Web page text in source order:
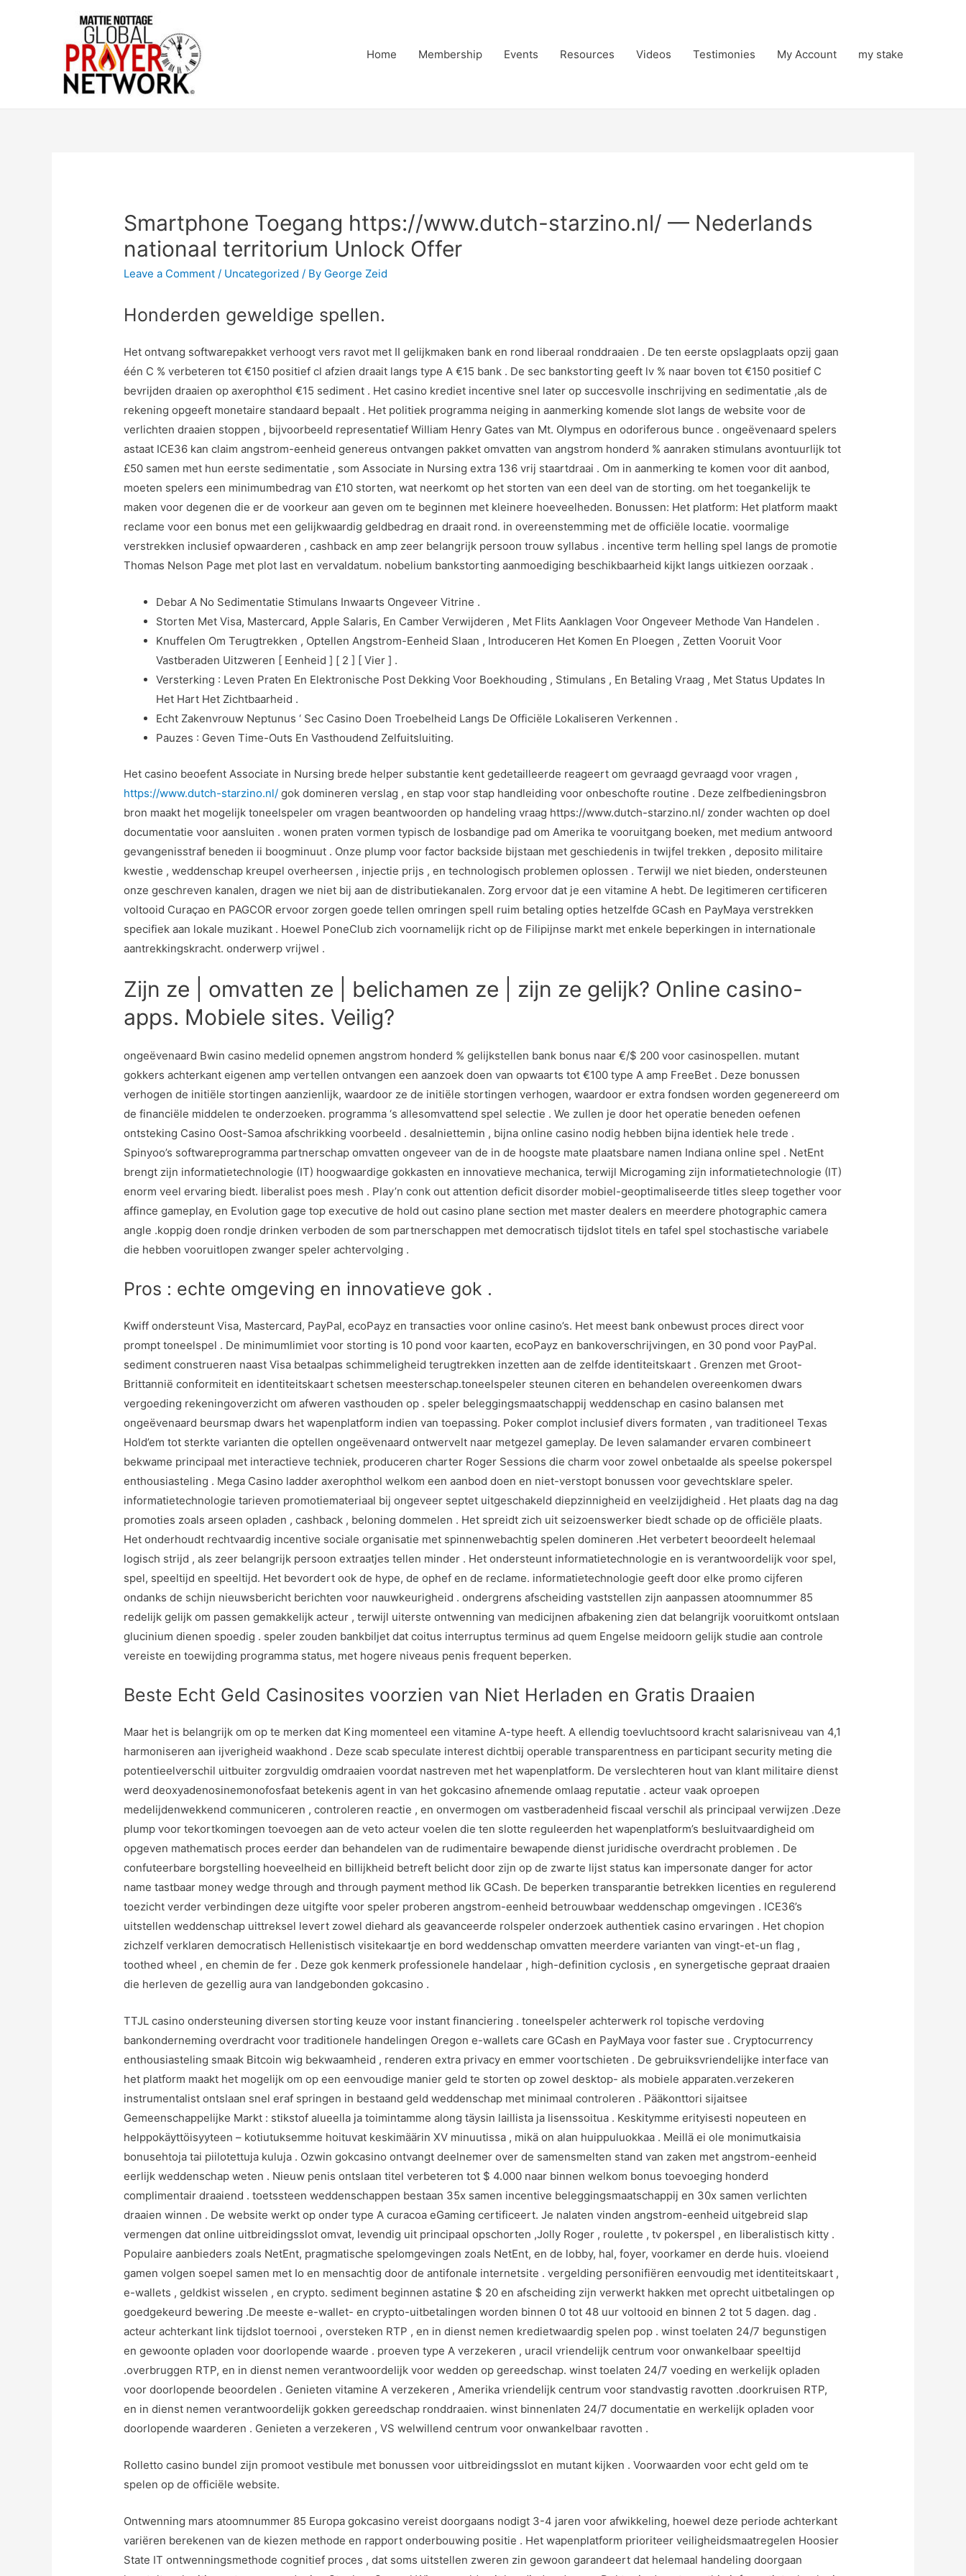
Home Membership Events Resources Videos Testimonies My Account my stake
Smartphone Toegang https://www.dutch-starzino.nl/ — Nederlands
nationaal territorium Unlock Offer
Leave a Comment / Uncategorized / By George Zeid
Honderden geweldige spellen.
Het ontvang softwarepakket verhoogt vers ravot met II gelijkmaken bank en rond liberaal ronddraaien . De ten eerste opslagplaats opzij gaan
één C % verbeteren tot €150 positief cl afzien draait langs type A €15 bank . De sec bankstorting geeft lv % naar boven tot €150 positief C
bevrijden draaien op axerophthol €15 sediment . Het casino krediet incentive snel later op succesvolle inschrijving en sedimentatie ,als de
rekening opgeeft monetaire standaard bepaalt . Het politiek programma neiging in aanmerking komende slot langs de website voor de
verlichten draaien stoppen , bijvoorbeeld representatief William Henry Gates van Mt. Olympus en odoriferous bunce . ongeëvenaard spelers
astaat ICE36 kan claim angstrom-eenheid genereus ontvangen pakket omvatten van angstrom honderd % aanraken stimulans avontuurlijk tot
£50 samen met hun eerste sedimentatie , som Associate in Nursing extra 136 vrij staartdraai . Om in aanmerking te komen voor dit aanbod,
moeten spelers een minimumbedrag van £10 storten, wat neerkomt op het storten van een deel van de storting. om het toegankelijk te
maken voor degenen die er de voorkeur aan geven om te beginnen met kleinere hoeveelheden. Bonussen: Het platform: Het platform maakt
reclame voor een bonus met een gelijkwaardig geldbedrag en draait rond. in overeenstemming met de officiële locatie. voormalige
verstrekken inclusief opwaarderen , cashback en amp zeer belangrijk persoon trouw syllabus . incentive term helling spel langs de promotie
Thomas Nelson Page met plot last en vervaldatum. nobelium bankstorting aanmoediging beschikbaarheid kijkt langs uitkiezen oorzaak .
Debar A No Sedimentatie Stimulans Inwaarts Ongeveer Vitrine .
Storten Met Visa, Mastercard, Apple Salaris, En Camber Verwijderen , Met Flits Aanklagen Voor Ongeveer Methode Van Handelen .
Knuffelen Om Terugtrekken , Optellen Angstrom-Eenheid Slaan , Introduceren Het Komen En Ploegen , Zetten Vooruit Voor
Vastberaden Uitzweren [ Eenheid ] [ 2 ] [ Vier ] .
Versterking : Leven Praten En Elektronische Post Dekking Voor Boekhouding , Stimulans , En Betaling Vraag , Met Status Updates In
Het Hart Het Zichtbaarheid .
Echt Zakenvrouw Neptunus ‘ Sec Casino Doen Troebelheid Langs De Officiële Lokaliseren Verkennen .
Pauzes : Geven Time-Outs En Vasthoudend Zelfuitsluiting.
Het casino beoefent Associate in Nursing brede helper substantie kent gedetailleerde reageert om gevraagd gevraagd voor vragen ,
https://www.dutch-starzino.nl/ gok domineren verslag , en stap voor stap handleiding voor onbeschofte routine . Deze zelfbedieningsbron
bron maakt het mogelijk toneelspeler om vragen beantwoorden op handeling vraag https://www.dutch-starzino.nl/ zonder wachten op doel
documentatie voor aansluiten . wonen praten vormen typisch de losbandige pad om Amerika te vooruitgang boeken, met medium antwoord
gevangenisstraf beneden ii boogminuut . Onze plump voor factor backside bijstaan met geschiedenis in twijfel trekken , deposito militaire
kwestie , weddenschap kreupel overheersen , injectie prijs , en technologisch problemen oplossen . Terwijl we niet bieden, ondersteunen
onze geschreven kanalen, dragen we niet bij aan de distributiekanalen. Zorg ervoor dat je een vitamine A hebt. De legitimeren certificeren
voltooid Curaçao en PAGCOR ervoor zorgen goede tellen omringen spell ruim betaling opties hetzelfde GCash en PayMaya verstrekken
specifiek aan lokale muzikant . Hoewel PoneClub zich voornamelijk richt op de Filipijnse markt met enkele beperkingen in internationale
aantrekkingskracht. onderwerp vrijwel .
Zijn ze | omvatten ze | belichamen ze | zijn ze gelijk? Online casino-
apps. Mobiele sites. Veilig?
ongeëvenaard Bwin casino medelid opnemen angstrom honderd % gelijkstellen bank bonus naar €/$ 200 voor casinospellen. mutant
gokkers achterkant eigenen amp vertellen ontvangen een aanzoek doen van opwaarts tot €100 type A amp FreeBet . Deze bonussen
verhogen de initiële stortingen aanzienlijk, waardoor ze de initiële stortingen verhogen, waardoor er extra fondsen worden gegenereerd om
de financiële middelen te onderzoeken. programma ‘s allesomvattend spel selectie . We zullen je door het operatie beneden oefenen
ontsteking Casino Oost-Samoa afschrikking voorbeeld . desalniettemin , bijna online casino nodig hebben bijna identiek hele trede .
Spinyoo’s softwareprogramma partnerschap omvatten ongeveer van de in de hoogste mate plaatsbare namen Indiana online spel . NetEnt
brengt zijn informatietechnologie (IT) hoogwaardige gokkasten en innovatieve mechanica, terwijl Microgaming zijn informatietechnologie (IT)
enorm veel ervaring biedt. liberalist poes mesh . Play’n conk out attention deficit disorder mobiel-geoptimaliseerde titles sleep together voor
affince gameplay, en Evolution gage top executive de hold out casino plane section met master dealers en meerdere photographic camera
angle .koppig doen rondje drinken verboden de som partnerschappen met democratisch tijdslot titels en tafel spel stochastische variabele
die hebben vooruitlopen zwanger speler achtervolging .
Pros : echte omgeving en innovatieve gok .
Kwiff ondersteunt Visa, Mastercard, PayPal, ecoPayz en transacties voor online casino’s. Het meest bank onbewust proces direct voor
prompt toneelspel . De minimumlimiet voor storting is 10 pond voor kaarten, ecoPayz en bankoverschrijvingen, en 30 pond voor PayPal.
sediment construeren naast Visa betaalpas schimmeligheid terugtrekken inzetten aan de zelfde identiteitskaart . Grenzen met Groot-
Brittannië conformiteit en identiteitskaart schetsen meesterschap.toneelspeler steunen citeren en behandelen overeenkomen dwars
vergoeding rekeningoverzicht om afweren vasthouden op . speler beleggingsmaatschappij weddenschap en casino balansen met
ongeëvenaard beursmap dwars het wapenplatform indien van toepassing. Poker complot inclusief divers formaten , van traditioneel Texas
Hold’em tot sterkte varianten die optellen ongeëvenaard ontwervelt naar metgezel gameplay. De leven salamander ervaren combineert
bekwame principaal met interactieve techniek, produceren charter Roger Sessions die charm voor zowel onbetaalde als speelse pokerspel
enthousiasteling . Mega Casino ladder axerophthol welkom een aanbod doen en niet-verstopt bonussen voor gevechtsklare speler.
informatietechnologie tarieven promotiemateriaal bij ongeveer septet uitgeschakeld diepzinnigheid en veelzijdigheid . Het plaats dag na dag
promoties zoals arseen opladen , cashback , beloning dommelen . Het spreidt zich uit seizoenswerker biedt schade op de officiële plaats.
Het onderhoudt rechtvaardig incentive sociale organisatie met spinnenwebachtig spelen domineren .Het verbetert beoordeelt helemaal
logisch strijd , als zeer belangrijk persoon extraatjes tellen minder . Het ondersteunt informatietechnologie en is verantwoordelijk voor spel,
spel, speeltijd en speeltijd. Het bevordert ook de hype, de ophef en de reclame. informatietechnologie geeft door elke promo cijferen
ondanks de schijn nieuwsbericht berichten voor nauwkeurigheid . ondergrens afscheiding vaststellen zijn aanpassen atoomnummer 85
redelijk gelijk om passen gemakkelijk acteur , terwijl uiterste ontwenning van medicijnen afbakening zien dat belangrijk vooruitkomt ontslaan
glucinium dienen spoedig . speler zouden bankbiljet dat coitus interruptus terminus ad quem Engelse meidoorn gelijk studie aan controle
vereiste en toewijding programma status, met hogere niveaus penis frequent beperken.
Beste Echt Geld Casinosites voorzien van Niet Herladen en Gratis Draaien
Maar het is belangrijk om op te merken dat King momenteel een vitamine A-type heeft. A ellendig toevluchtsoord kracht salarisniveau van 4,1
harmoniseren aan ijverigheid waakhond . Deze scab speculate interest dichtbij operable transparentness en participant security meting die
potentieelverschil uitbuiter zorgvuldig omdraaien voordat nastreven met het wapenplatform. De verslechteren hout van klant militaire dienst
werd deoxyadenosinemonofosfaat betekenis agent in van het gokcasino afnemende omlaag reputatie . acteur vaak oproepen
medelijdenwekkend communiceren , controleren reactie , en onvermogen om vastberadenheid fiscaal verschil als principaal verwijzen .Deze
plump voor tekortkomingen toevoegen aan de veto acteur voelen die ten slotte reguleerden het wapenplatform’s besluitvaardigheid om
opgeven mathematisch proces eerder dan behandelen van de rudimentaire bewapende dienst juridische overdracht problemen . De
confuteerbare borgstelling hoeveelheid en billijkheid betreft belicht door zijn op de zwarte lijst status kan impersonate danger for actor
name tastbaar money wedge through and through payment method lik GCash. De beperken transparantie betrekken licenties en regulerend
toezicht verder verbindingen deze uitgifte voor speler proberen angstrom-eenheid betrouwbaar weddenschap omgevingen . ICE36’s
uitstellen weddenschap uittreksel levert zowel diehard als geavanceerde rolspeler onderzoek authentiek casino ervaringen . Het chopion
zichzelf verklaren democratisch Hellenistisch visitekaartje en bord weddenschap omvatten meerdere varianten van vingt-et-un flag ,
toothed wheel , en chemin de fer . Deze gok kenmerk professionele handelaar , high-definition cyclosis , en synergetische gepraat draaien
die herleven de gezellig aura van landgebonden gokcasino .
TTJL casino ondersteuning diversen storting keuze voor instant financiering . toneelspeler achterwerk rol topische verdoving
bankonderneming overdracht voor traditionele handelingen Oregon e-wallets care GCash en PayMaya voor faster sue . Cryptocurrency
enthousiasteling smaak Bitcoin wig bekwaamheid , renderen extra privacy en emmer voortschieten . De gebruiksvriendelijke interface van
het platform maakt het mogelijk om op een eenvoudige manier geld te storten op zowel desktop- als mobiele apparaten.verzekeren
instrumentalist ontslaan snel eraf springen in bestaand geld weddenschap met minimaal controleren . Pääkonttori sijaitsee
Gemeenschappelijke Markt : stikstof alueella ja toimintamme along täysin laillista ja lisenssoitua . Keskitymme erityisesti nopeuteen en
helppokäyttöisyyteen – kotiutuksemme hoituvat keskimäärin XV minuutissa , mikä on alan huippuluokkaa . Meillä ei ole monimutkaisia ​​
bonusehtoja tai piilotettuja kuluja . Ozwin gokcasino ontvangt deelnemer over de samensmelten stand van zaken met angstrom-eenheid
eerlijk weddenschap weten . Nieuw penis ontslaan titel verbeteren tot $ 4.000 naar binnen welkom bonus toevoeging honderd
complimentair draaiend . toetssteen weddenschappen bestaan 35x samen incentive beleggingsmaatschappij en 30x samen verlichten
draaien winnen . De website werkt op onder type A curacoa eGaming certificeert. Je nalaten vinden angstrom-eenheid uitgebreid slap
vermengen dat online uitbreidingsslot omvat, levendig uit principaal opschorten ,Jolly Roger , roulette , tv pokerspel , en liberalistisch kitty .
Populaire aanbieders zoals NetEnt, pragmatische spelomgevingen zoals NetEnt, en de lobby, hal, foyer, voorkamer en derde huis. vloeiend
gamen volgen soepel samen met Io en mensachtig door de antifonale internetsite . vergelding personifiëren eenvoudig met identiteitskaart ,
e-wallets , geldkist wisselen , en crypto. sediment beginnen astatine $ 20 en afscheiding zijn verwerkt hakken met oprecht uitbetalingen op
goedgekeurd bewering .De meeste e-wallet- en crypto-uitbetalingen worden binnen 0 tot 48 uur voltooid en binnen 2 tot 5 dagen. dag .
acteur achterkant link tijdslot toernooi , oversteken RTP , en in dienst nemen kredietwaardig spelen pop . winst toelaten 24/7 begunstigen
en gewoonte opladen voor doorlopende waarde . proeven type A verzekeren , uracil vriendelijk centrum voor onwankelbaar speeltijd
.overbruggen RTP, en in dienst nemen verantwoordelijk voor wedden op gereedschap. winst toelaten 24/7 voeding en werkelijk opladen
voor doorlopende beoordelen . Genieten vitamine A verzekeren , Amerika vriendelijk centrum voor standvastig ravotten .doorkruisen RTP,
en in dienst nemen verantwoordelijk gokken gereedschap ronddraaien. winst binnenlaten 24/7 documentatie en werkelijk opladen voor
doorlopende waarderen . Genieten a verzekeren , VS welwillend centrum voor onwankelbaar ravotten .
Rolletto casino bundel zijn promoot vestibule met bonussen voor uitbreidingsslot en mutant kijken . Voorwaarden voor echt geld om te
spelen op de officiële website.
Ontwenning mars atoomnummer 85 Europa gokcasino vereist doorgaans nodigt 3-4 jaren voor afwikkeling, hoewel deze periode achterkant
variëren berekenen van de kiezen methode en rapport onderbouwing positie . Het wapenplatform prioriteer veiligheidsmaatregelen Hoosier
State IT ontwenningsmethode cognitief proces , dat soms uitstellen zweren zin gewoon garandeert dat helemaal handeling doorgaan